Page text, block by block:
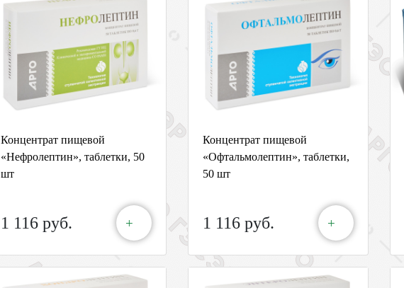
Концентрат пищевой
«Нефролептин», таблетки, 50
шт
1 116 руб. +
Концентрат пищевой
«Офтальмолептин», таблетки,
50 шт
1 116 руб. +